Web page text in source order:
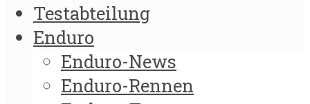
Testabteilung
Enduro
Enduro-News
Enduro-Rennen